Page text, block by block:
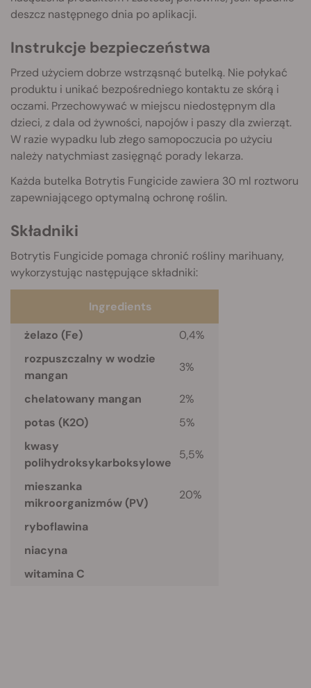
deszcz następnego dnia po aplikacji.
Instrukcje bezpieczeństwa
Przed użyciem dobrze wstrząsnąć butelką. Nie połykać
produktu i unikać bezpośredniego kontaktu ze skórą i
oczami. Przechowywać w miejscu niedostępnym dla
dzieci, z dala od żywności, napojów i paszy dla zwierząt.
W razie wypadku lub złego samopoczucia po użyciu
należy natychmiast zasięgnąć porady lekarza.
Każda butelka Botrytis Fungicide zawiera 30 ml roztworu
zapewniającego optymalną ochronę roślin.
Składniki
Botrytis Fungicide pomaga chronić rośliny marihuany,
wykorzystując następujące składniki:
Ingredients
żelazo (Fe)
0,4%
rozpuszczalny w wodzie
mangan
3%
chelatowany mangan
2%
potas (K2O)
5%
kwasy
polihydroksykarboksylowe
5,5%
mieszanka
mikroorganizmów (PV)
20%
ryboflawina
niacyna
witamina C